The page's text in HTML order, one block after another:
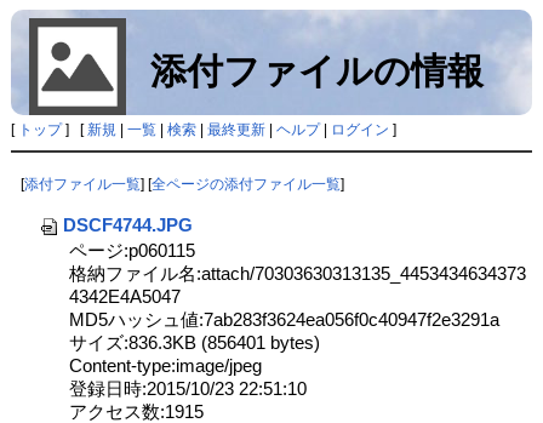
添付ファイルの情報
[ トップ] [新規| 一覧| 検索| 最終更新| ヘルプ| ログイン ]
[添付ファイル一覧] [全ページの添付ファイル一覧]
DSCF4744.JPG
ページ:p060115
格納ファイル名:attach/70303630313135_4453434634373
4342E4A5047
MD5ハッシュ値:7ab283f3624ea056f0c40947f2e3291a
サイズ:836.3KB (856401 bytes)
Content-type:image/jpeg
登録日時:2015/10/23 22:51:10
アクセス数:1915